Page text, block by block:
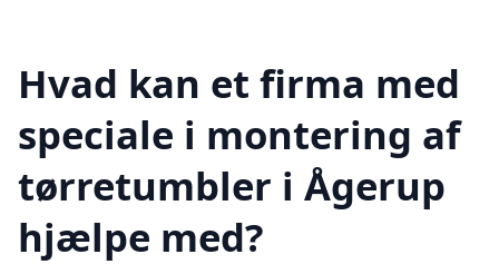
Hvad kan et firma med
speciale i montering af
tørretumbler i Ågerup
hjælpe med?